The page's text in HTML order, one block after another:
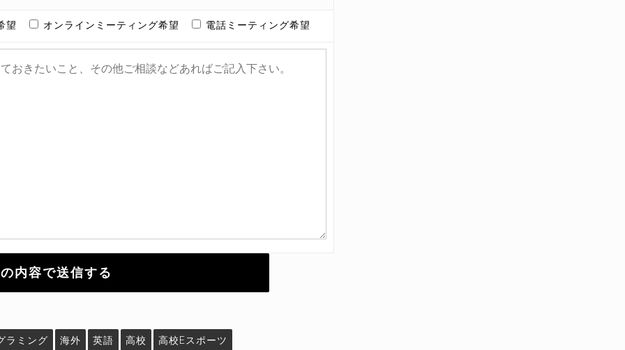
望 オンラインミーティング希望 電話ミーティング希望
ラミング 海外 英語 高校 高校eスポーツ